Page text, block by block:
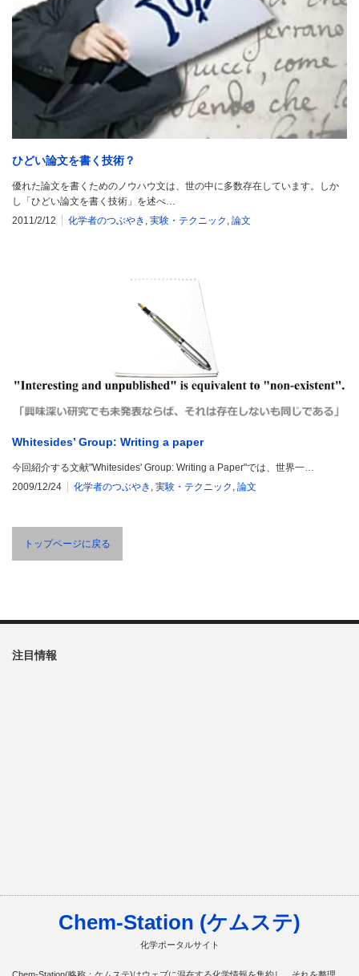
ひどい論文を書く技術？
優れた論文を書くためのノウハウ文は、世の中に多数存在しています。しか
し「ひどい論文を書く技術」を述べ…
2011/2/12
化学者のつぶやき , 実験・テクニック , 論文
Whitesides’ Group: Writing a paper
今回紹介する文献"Whitesides' Group: Writing a Paper"では、世界一…
2009/12/24
化学者のつぶやき , 実験・テクニック , 論文
トップページに戻る
注目情報
Chem-Station (ケムステ)
化学ポータルサイト